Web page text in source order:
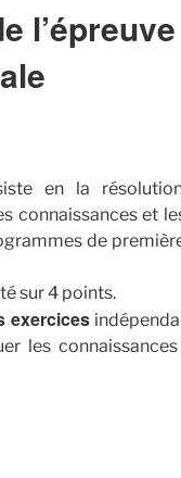
en la
connaissances et
de
sur 4 points.
exercices
les